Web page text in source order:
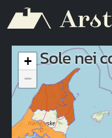
Sole nei
+
−